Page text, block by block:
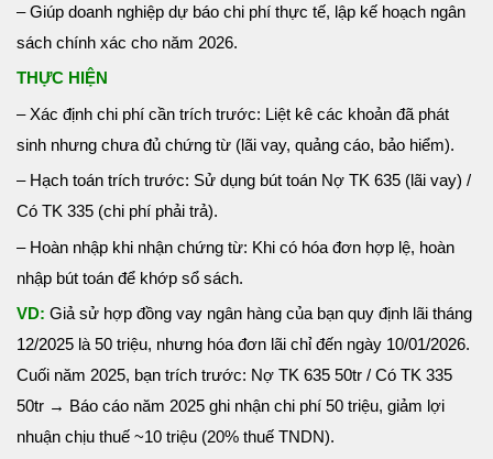
– Giúp doanh nghiệp dự báo chi phí thực tế, lập kế hoạch ngân
sách chính xác cho năm 2026.
THỰC HIỆN
– Xác định chi phí cần trích trước: Liệt kê các khoản đã phát
sinh nhưng chưa đủ chứng từ (lãi vay, quảng cáo, bảo hiểm).
– Hạch toán trích trước: Sử dụng bút toán Nợ TK 635 (lãi vay) /
Có TK 335 (chi phí phải trả).
– Hoàn nhập khi nhận chứng từ: Khi có hóa đơn hợp lệ, hoàn
nhập bút toán để khớp sổ sách.
VD: Giả sử hợp đồng vay ngân hàng của bạn quy định lãi tháng
12/2025 là 50 triệu, nhưng hóa đơn lãi chỉ đến ngày 10/01/2026.
Cuối năm 2025, bạn trích trước: Nợ TK 635 50tr / Có TK 335
50tr → Báo cáo năm 2025 ghi nhận chi phí 50 triệu, giảm lợi
nhuận chịu thuế ~10 triệu (20% thuế TNDN).